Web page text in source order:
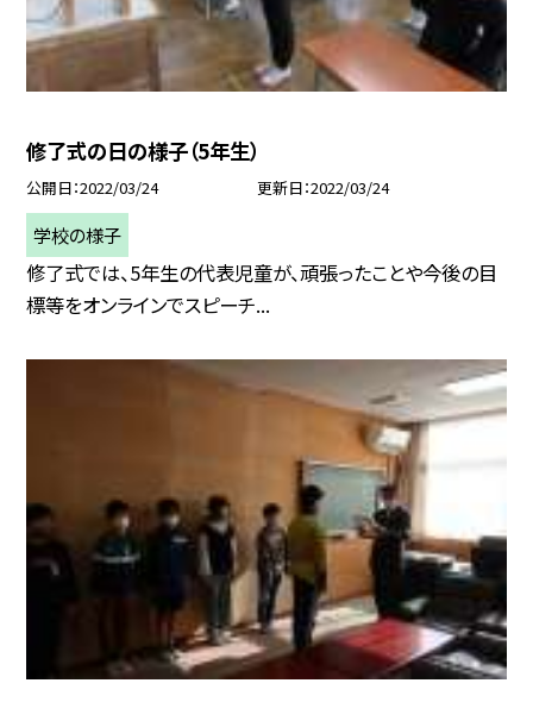
修了式の日の様子（5年生）
公開日 2022/03/24 更新日 2022/03/24
学校の様子
修了式では、5年生の代表児童が、頑張ったことや今後の目
標等をオンラインでスピーチ...